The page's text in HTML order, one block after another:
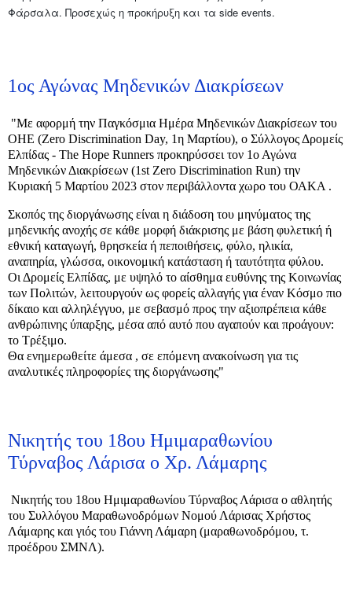
Φάρσαλα. Προσεχώς η προκήρυξη και τα side events.
1ος Αγώνας Μηδενικών Διακρίσεων
"Με αφορμή την Παγκόσμια Ημέρα Μηδενικών Διακρίσεων του
ΟΗΕ (Zero Discrimination Day, 1η Μαρτίου), ο Σύλλογος Δρομείς
Ελπίδας - The Hope Runners προκηρύσσει τον 1ο Αγώνα
Μηδενικών Διακρίσεων (1st Zero Discrimination Run) την
Κυριακή 5 Μαρτίου 2023 στον περιβάλλοντα χωρο του ΟΑΚΑ .
Σκοπός της διοργάνωσης είναι η διάδοση του μηνύματος της
μηδενικής ανοχής σε κάθε μορφή διάκρισης με βάση φυλετική ή
εθνική καταγωγή, θρησκεία ή πεποιθήσεις, φύλο, ηλικία,
αναπηρία, γλώσσα, οικονομική κατάσταση ή ταυτότητα φύλου.
Οι Δρομείς Ελπίδας, με υψηλό το αίσθημα ευθύνης της Κοινωνίας
των Πολιτών, λειτουργούν ως φορείς αλλαγής για έναν Κόσμο πιο
δίκαιο και αλληλέγγυο, με σεβασμό προς την αξιοπρέπεια κάθε
ανθρώπινης ύπαρξης, μέσα από αυτό που αγαπούν και προάγουν:
το Τρέξιμο.
Θα ενημερωθείτε άμεσα , σε επόμενη ανακοίνωση για τις
αναλυτικές πληροφορίες της διοργάνωσης"
Νικητής του 18ου Ημιμαραθωνίου
Τύρναβος Λάρισα ο Χρ. Λάμαρης
Νικητής του 18ου Ημιμαραθωνίου Τύρναβος Λάρισα ο αθλητής
του Συλλόγου Μαραθωνοδρόμων Νομού Λάρισας Χρήστος
Λάμαρης και γιός του Γιάννη Λάμαρη (μαραθωνοδρόμου, τ.
προέδρου ΣΜΝΛ).